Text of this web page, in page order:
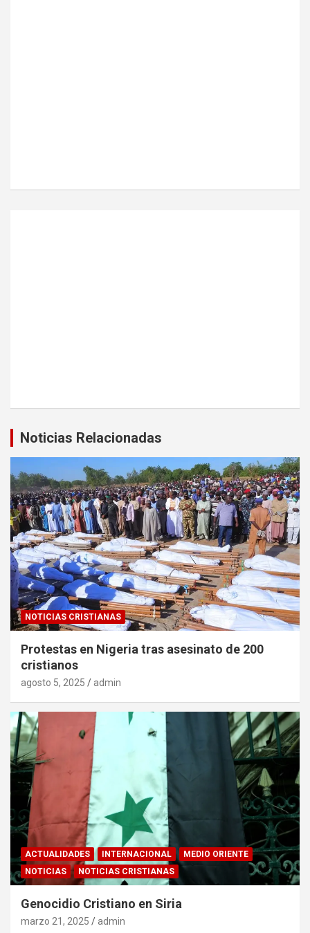
Noticias Relacionadas
NOTICIAS CRISTIANAS
Protestas en Nigeria tras asesinato de 200
cristianos
agosto 5, 2025 admin
ACTUALIDADES INTERNACIONAL
MEDIO ORIENTE
NOTICIAS
NOTICIAS CRISTIANAS
Genocidio Cristiano en Siria
marzo 21, 2025 admin